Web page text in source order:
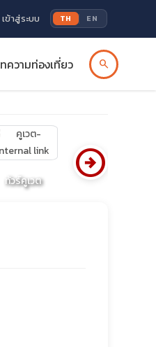
เข้าสู่ระบบ TH EN
ความท่องเที่ยว search
ทัวร์คูเวต ทัวร์จอร์แดน
arrow_circle_right